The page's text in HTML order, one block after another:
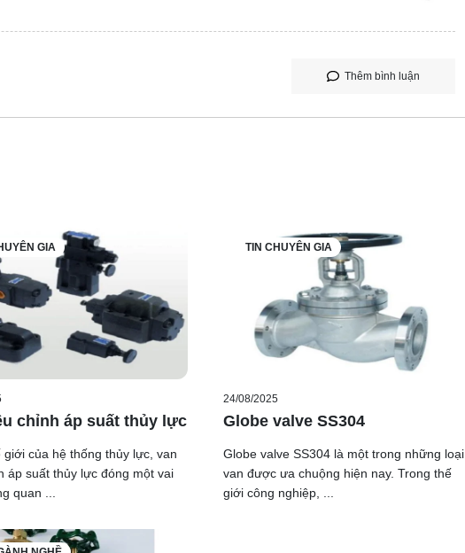
Thêm bình luận
GIA
chỉnh áp suất thủy lực
giới của hệ thống thủy lực, van
áp suất thủy lực đóng một vai
quan ...
TIN CHUYÊN GIA
24/08/2025
Globe valve SS304
Globe valve SS304 là một trong những loại
van được ưa chuộng hiện nay. Trong thế
giới công nghiệp, ...